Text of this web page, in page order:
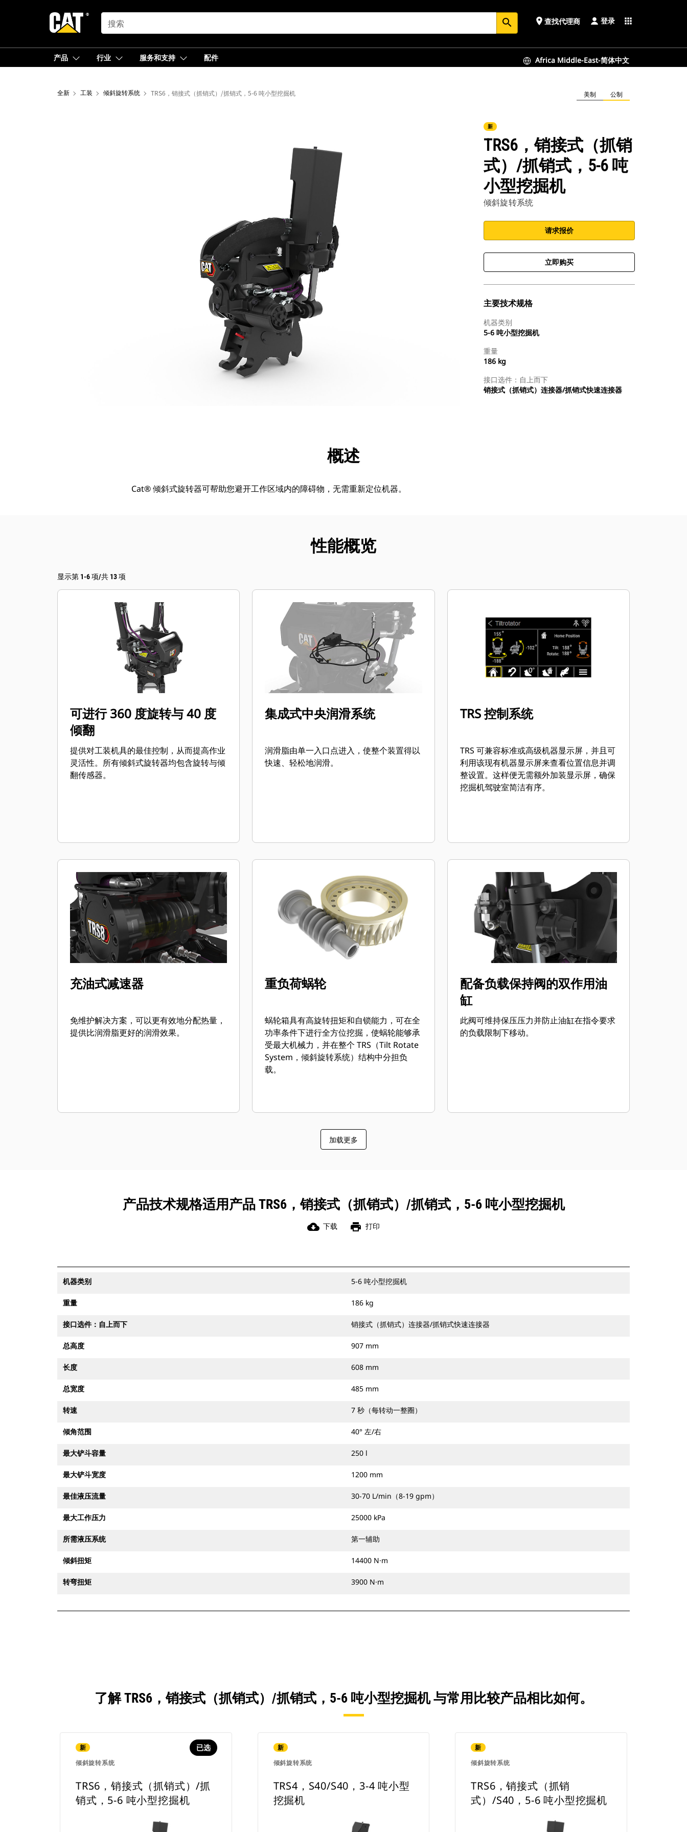
SEARCH search place 查找代理商 登录 apps
产品 行业 服务和支持 配件 Africa Middle-East-简体中文
全新 工装 倾斜旋转系统 TRS6，销接式（抓销式）/抓销式，5-6 吨小型挖掘机 美制 公制
新
TRS6，销接式（抓销
式）/抓销式，5-6 吨
小型挖掘机
倾斜旋转系统
请求报价
立即购买
主要技术规格
机器类别
5-6 吨小型挖掘机
重量
186 kg
接口选件：自上而下
销接式（抓销式）连接器/抓销式快速连接器
展示
概述
Cat® 倾斜式旋转器可帮助您避开工作区域内的障碍物，无需重新定位机器。
性能概览
显示第 1-6 项/共 13 项
可进行 360 度旋转与 40 度
倾翻
提供对工装机具的最佳控制，从而提高作业
灵活性。所有倾斜式旋转器均包含旋转与倾
翻传感器。
集成式中央润滑系统
润滑脂由单一入口点进入，使整个装置得以
快速、轻松地润滑。
TRS 控制系统
TRS 可兼容标准或高级机器显示屏，并且可
利用该现有机器显示屏来查看位置信息并调
整设置。这样便无需额外加装显示屏，确保
挖掘机驾驶室简洁有序。
充油式减速器
免维护解决方案，可以更有效地分配热量，
提供比润滑脂更好的润滑效果。
重负荷蜗轮
蜗轮箱具有高旋转扭矩和自锁能力，可在全
功率条件下进行全方位挖掘，使蜗轮能够承
受最大机械力，并在整个 TRS（Tilt Rotate
System，倾斜旋转系统）结构中分担负
载。
配备负载保持阀的双作用油
缸
此阀可维持保压压力并防止油缸在指令要求
的负载限制下移动。
加载更多
产品技术规格适用产品 TRS6，销接式（抓销式）/抓销式，5-6 吨小型挖掘机
cloud_download 下载 print 打印
机器类别 5-6 吨小型挖掘机
重量 186 kg
接口选件：自上而下 销接式（抓销式）连接器/抓销式快速连接器
总高度 907 mm
长度 608 mm
总宽度 485 mm
转速 7 秒（每转动一整圈）
倾角范围 40° 左/右
最大铲斗容量 250 l
最大铲斗宽度 1200 mm
最佳液压流量 30-70 L/min（8-19 gpm）
最大工作压力 25000 kPa
所需液压系统 第一辅助
倾斜扭矩 14400 N·m
转弯扭矩 3900 N·m
了解 TRS6，销接式（抓销式）/抓销式，5-6 吨小型挖掘机 与常用比较产品相比如何。
新
倾斜旋转系统
已选
TRS6，销接式（抓销式）/抓
销式，5-6 吨小型挖掘机
新
倾斜旋转系统
TRS4，S40/S40，3-4 吨小型
挖掘机
新
倾斜旋转系统
TRS6，销接式（抓销
式）/S40，5-6 吨小型挖掘机